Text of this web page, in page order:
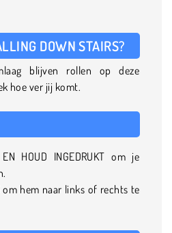
DOWN STAIRS?
blijven rollen op deze
hoe ver jij komt.
HOUD INGEDRUKT om je
om hem naar links of rechts te